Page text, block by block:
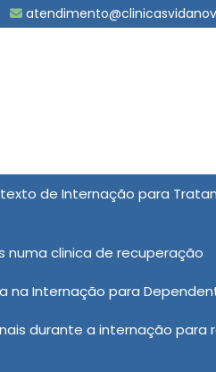
de Internação para
numa clinica de recuperação
na Internação para
durante a internação para
MorSolicite um
encontrou o lugar
atendimento da